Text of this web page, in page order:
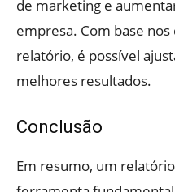
de marketing e
empresa. Com base
relatório, é possível
melhores resultados.
Conclusão
Em resumo, um